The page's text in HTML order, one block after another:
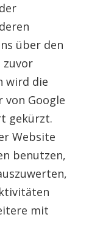
über den
zuvor
wird die
von Google
gekürzt.
Website
benutzen,
mit